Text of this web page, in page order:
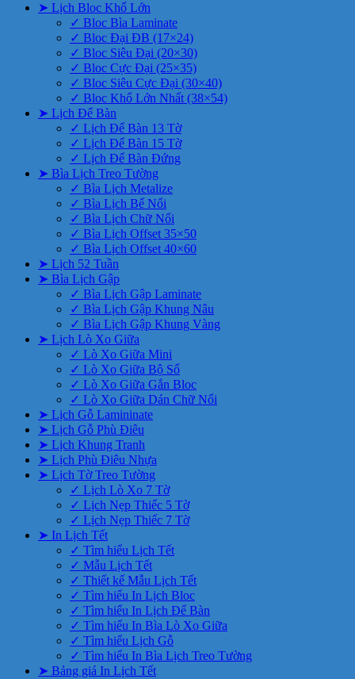
➤ Lịch Bloc Khổ Lớn
✓ Bloc Bìa Laminate
✓ Bloc Đại ĐB (17×24)
✓ Bloc Siêu Đại (20×30)
✓ Bloc Cực Đại (25×35)
✓ Bloc Siêu Cực Đại (30×40)
✓ Bloc Khổ Lớn Nhất (38×54)
➤ Lịch Để Bàn
✓ Lịch Để Bàn 13 Tờ
✓ Lịch Để Bàn 15 Tờ
✓ Lịch Để Bàn Đứng
➤ Bìa Lịch Treo Tường
✓ Bìa Lịch Metalize
✓ Bìa Lịch Bế Nổi
✓ Bìa Lịch Chữ Nổi
✓ Bìa Lịch Offset 35×50
✓ Bìa Lịch Offset 40×60
➤ Lịch 52 Tuần
➤ Bìa Lịch Gập
✓ Bìa Lịch Gập Laminate
✓ Bìa Lịch Gập Khung Nâu
✓ Bìa Lịch Gập Khung Vàng
➤ Lịch Lò Xo Giữa
✓ Lò Xo Giữa Mini
✓ Lò Xo Giữa Bộ Số
✓ Lò Xo Giữa Gắn Bloc
✓ Lò Xo Giữa Dán Chữ Nổi
➤ Lịch Gỗ Lamininate
➤ Lịch Gỗ Phù Điêu
➤ Lịch Khung Tranh
➤ Lịch Phù Điêu Nhựa
➤ Lịch Tờ Treo Tường
✓ Lịch Lò Xo 7 Tờ
✓ Lịch Nẹp Thiếc 5 Tờ
✓ Lịch Nẹp Thiếc 7 Tờ
➤ In Lịch Tết
✓ Tìm hiểu Lịch Tết
✓ Mẫu Lịch Tết
✓ Thiết kế Mẫu Lịch Tết
✓ Tìm hiểu In Lịch Bloc
✓ Tìm hiểu In Lịch Để Bàn
✓ Tìm hiểu In Bìa Lò Xo Giữa
✓ Tìm hiểu Lịch Gỗ
✓ Tìm hiểu In Bìa Lịch Treo Tường
➤ Bảng giá In Lịch Tết